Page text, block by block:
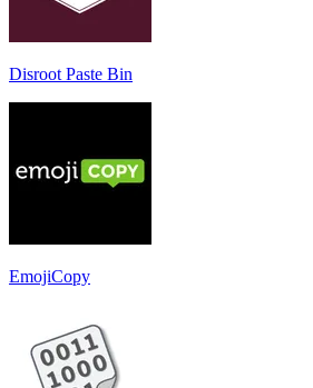
Disroot Paste Bin
EmojiCopy